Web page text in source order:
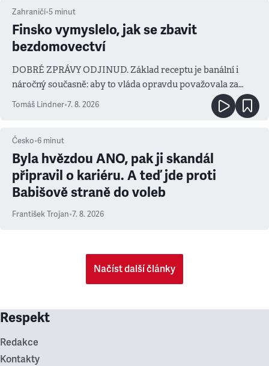
Zahraničí•5 minut
Finsko vymyslelo, jak se zbavit
bezdomovectví
DOBRÉ ZPRÁVY ODJINUD. Základ receptu je banální i
náročný současně: aby to vláda opravdu považovala za
prioritu
Tomáš Lindner•7. 8. 2026
Česko•6 minut
Byla hvězdou ANO, pak ji skandál
připravil o kariéru. A teď jde proti
Babišově straně do voleb
František Trojan•7. 8. 2026
Načíst další články
Respekt
Redakce
Kontakty